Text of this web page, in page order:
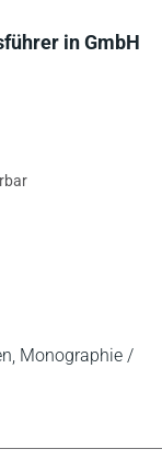
in GmbH
Monographie /